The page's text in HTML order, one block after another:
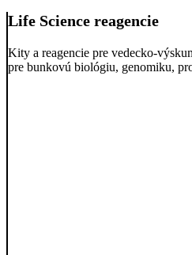
Life Science reagencie
Kity a reagencie pre vedecko-
pre bunkovú biológiu, genomiku,